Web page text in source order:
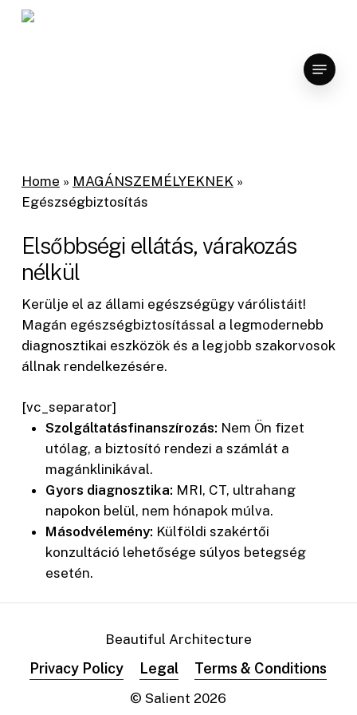
Skip
Menu
Home » MAGÁNSZEMÉLYEKNEK »
Egészségbiztosítás
Elsőbbségi ellátás, várakozás
nélkül
Kerülje el az állami egészségügy várólistáit!
Magán egészségbiztosítással a legmodernebb
diagnosztikai eszközök és a legjobb szakorvosok
állnak rendelkezésére.
[vc_separator]
Szolgáltatásfinanszírozás: Nem Ön fizet
utólag, a biztosító rendezi a számlát a
magánklinikával.
Gyors diagnosztika: MRI, CT, ultrahang
napokon belül, nem hónapok múlva.
Másodvélemény: Külföldi szakértői
konzultáció lehetősége súlyos betegség
esetén.
Beautiful Architecture
Privacy Policy Legal Terms & Conditions
© Salient 2026